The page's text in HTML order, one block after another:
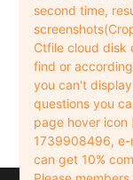
second time,
Ctfile cloud disk
find or
you can't
questions you
page hover icon
1739908496, e-
can get 10%